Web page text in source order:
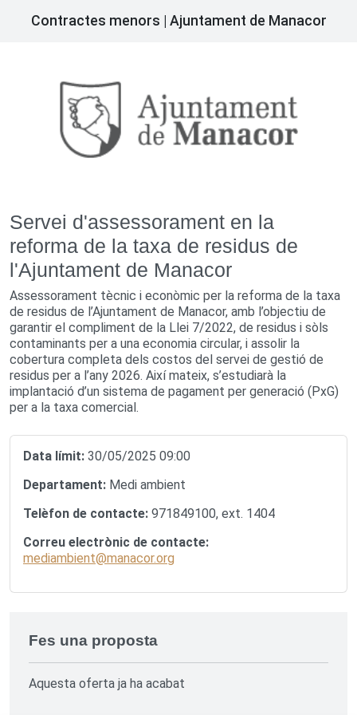
Contractes menors | Ajuntament de Manacor
Servei d'assessorament en la
reforma de la taxa de residus de
l'Ajuntament de Manacor
Assessorament tècnic i econòmic per la reforma de la taxa
de residus de l’Ajuntament de Manacor, amb l’objectiu de
garantir el compliment de la Llei 7/2022, de residus i sòls
contaminants per a una economia circular, i assolir la
cobertura completa dels costos del servei de gestió de
residus per a l’any 2026. Així mateix, s’estudiarà la
implantació d’un sistema de pagament per generació (PxG)
per a la taxa comercial.
Data límit: 30/05/2025 09:00
Departament: Medi ambient
Telèfon de contacte: 971849100, ext. 1404
Correu electrònic de contacte:
mediambient@manacor.org
Fes una proposta
Aquesta oferta ja ha acabat